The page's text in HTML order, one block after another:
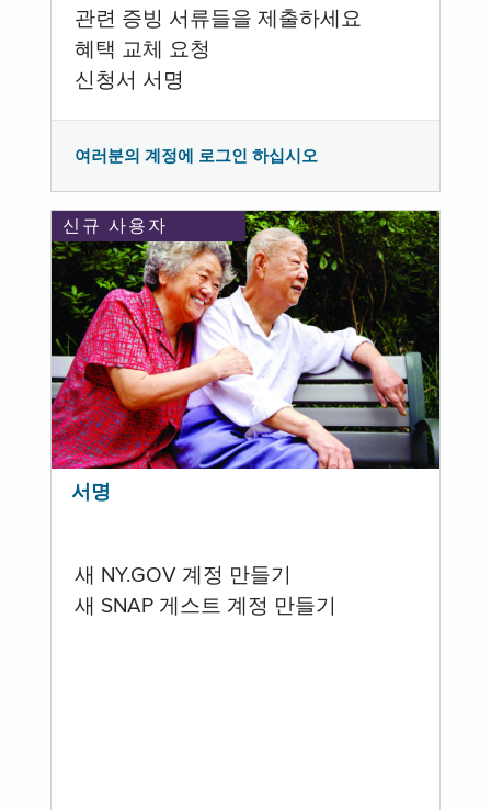
관련 증빙 서류들을 제출하세요
혜택 교체 요청
신청서 서명
여러분의 계정에 로그인 하십시오
신규 사용자
서명
새 NY.GOV 계정 만들기
새 SNAP 게스트 계정 만들기